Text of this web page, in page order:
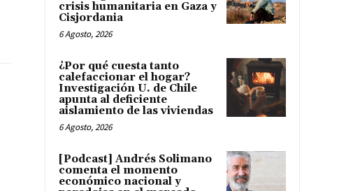
crisis humanitaria en Gaza y
Cisjordania
6 Agosto, 2026
¿Por qué cuesta tanto
calefaccionar el hogar?
Investigación U. de Chile
apunta al deficiente
aislamiento de las viviendas
6 Agosto, 2026
[Podcast] Andrés Solimano
comenta el momento
económico nacional y